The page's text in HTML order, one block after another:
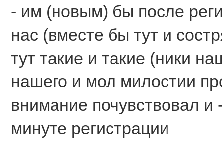
- им (новым) бы после
нас (вместе бы тут и
тут такие и такие (ники
нашего и мол милостии
внимание почувствовал
минуте регистрации